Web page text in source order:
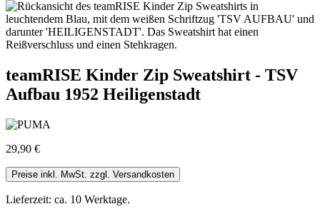
teamRISE Kinder Zip Sweatshirt - TSV
Aufbau 1952 Heiligenstadt
29,90 €
Preise inkl. MwSt. zzgl. Versandkosten
Lieferzeit: ca. 10 Werktage.